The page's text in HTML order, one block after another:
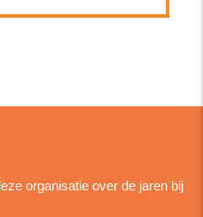
organisatie over de jaren bij